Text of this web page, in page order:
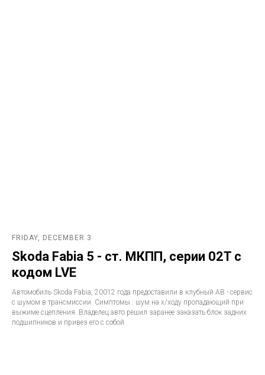
FRIDAY, DECEMBER 3
Skoda Fabia 5 - ст. МКПП, серии 02T с
кодом LVE
Автомобиль Skoda Fabia, 20012 года предоставили в клубный АВ - сервис
с шумом в трансмиссии. Симптомы : шум на х/ходу пропадающий при
выжиме сцепления. Владелец авто решил заранее заказать блок задних
подшипников и привез его с собой.